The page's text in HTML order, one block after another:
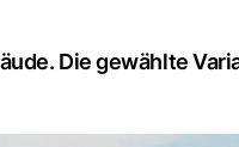
Die gewählte